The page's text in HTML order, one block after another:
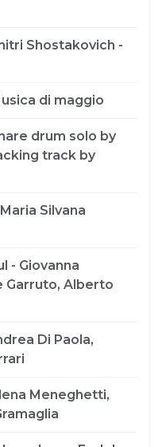
Shostakovich -
di maggio
drum solo by
track by
Silvana
- Giovanna
Garruto, Alberto
Di Paola,
Meneghetti,